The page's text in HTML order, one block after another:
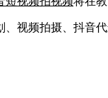
频拍摄、抖音代